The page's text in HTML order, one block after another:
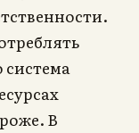
система
В